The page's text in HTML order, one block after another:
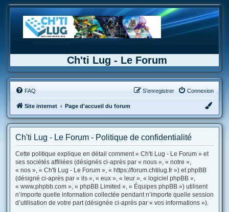
Ch'ti Lug - Le Forum
FAQ Connexion
S’enregistrer
Site internet Page d'accueil du forum
Ch'ti Lug - Le Forum - Politique de confidentialité
Cette politique explique en détail comment « Ch'ti Lug - Le Forum » et
ses sociétés affiliées (désignés ci-après par « nous », « notre »,
« nos », « Ch'ti Lug - Le Forum », « https://forum.chtilug.fr ») et phpBB
(désigné ci-après par « ils », « eux », « leur », « logiciel phpBB »,
« www.phpbb.com », « phpBB Limited », « Équipes phpBB ») utilisent
n’importe quelle information collectée pendant n’importe quelle session
d’utilisation de votre part (désignée ci-après par « vos informations »).